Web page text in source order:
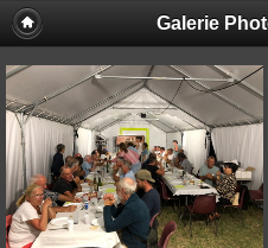
Galerie